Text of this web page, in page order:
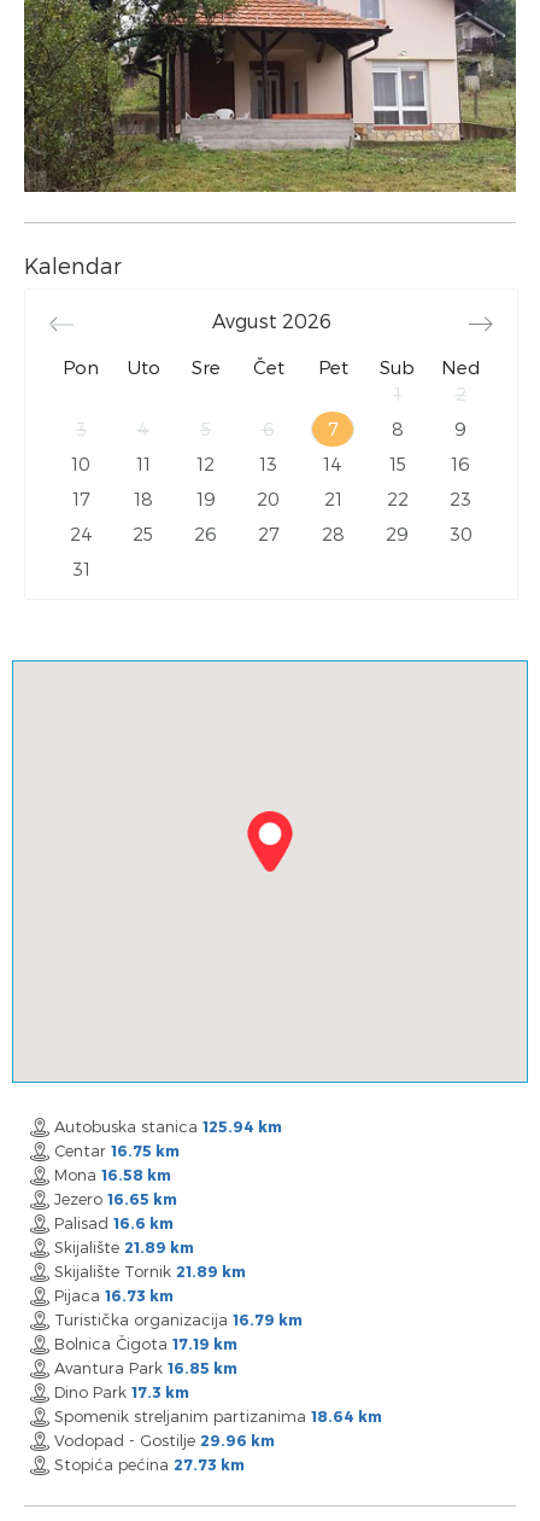
Kalendar
Avgust 2026
Pon Uto Sre Čet Pet Sub
Ned
1
2
3
4 5 6 7 8
9
10
11 12 13 14 15
16
17
18 19 20 21 22
23
24
25 26 27 28 29
30
31
Autobuska stanica 125.94 km
Centar 16.75 km
Mona 16.58 km
Jezero 16.65 km
Palisad 16.6 km
Skijalište 21.89 km
Skijalište Tornik 21.89 km
Pijaca 16.73 km
Turistička organizacija 16.79 km
Bolnica Čigota 17.19 km
Avantura Park 16.85 km
Dino Park 17.3 km
Spomenik streljanim partizanima 18.64 km
Vodopad - Gostilje 29.96 km
Stopića pećina 27.73 km